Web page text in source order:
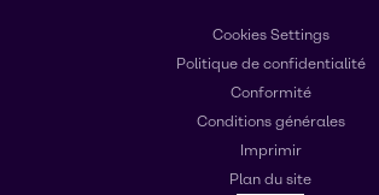
Cookies Settings
Politique de confidentialité
Conformité
Conditions générales
Imprimir
Plan du site